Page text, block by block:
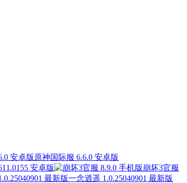
原神国际服 6.6.0 安卓版
安卓版
崩坏3官服
一念逍遥 1.0.25040901 最新版